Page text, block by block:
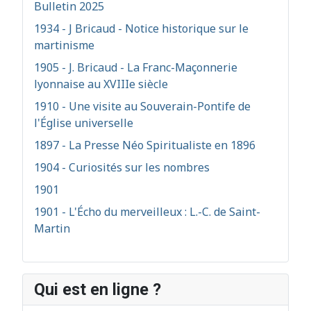
Bulletin 2025
1934 - J Bricaud - Notice historique sur le
martinisme
1905 - J. Bricaud - La Franc-Maçonnerie
lyonnaise au XVIIIe siècle
1910 - Une visite au Souverain-Pontife de
l'Église universelle
1897 - La Presse Néo Spiritualiste en 1896
1904 - Curiosités sur les nombres
1901
1901 - L'Écho du merveilleux : L.-C. de Saint-
Martin
Qui est en ligne ?